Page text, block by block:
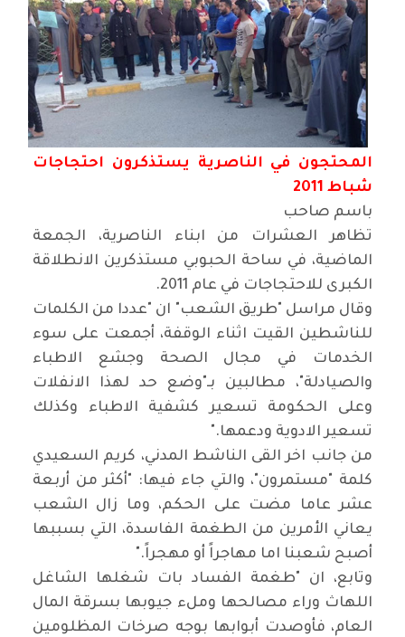
المحتجون في الناصرية يستذكرون احتجاجات
شباط 2011
باسم صاحب
تظاهر العشرات من ابناء الناصرية، الجمعة
الماضية، في ساحة الحبوبي مستذكرين الانطلاقة
الكبرى للاحتجاجات في عام 2011
.
وقال مراسل "طريق الشعب" ان "عددا من الكلمات
للناشطين القيت اثناء الوقفة، أجمعت على سوء
الخدمات في مجال الصحة وجشع الاطباء
والصيادلة"، مطالبين بـ"وضع حد لهذا الانفلات
وعلى الحكومة تسعير كشفية الاطباء وكذلك
تسعير الادوية ودعمها".
من جانب اخر القى الناشط المدني، كريم السعيدي
كلمة "مستمرون"، والتي جاء فيها: "أكثر من أربعة
عشر عاما مضت على الحكم، وما زال الشعب
يعاني الأمرين من الطغمة الفاسدة، التي بسببها
أصبح شعبنا اما مهاجراً أو مهجراً".
وتابع، ان "طغمة الفساد بات شغلها الشاغل
اللهاث وراء مصالحها وملء جيوبها بسرقة المال
العام، فأوصدت أبوابها بوجه صرخات المظلومين